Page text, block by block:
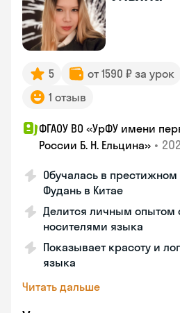
5 от 1590 ₽ за урок
1 отзыв
ФГАОУ ВО «УрФУ имени
России Б. Н. Ельцина» •
Обучалась в престижном
Фудань в Китае
Делится личным опытом
носителями языка
Показывает красоту и
языка
Читать дальше